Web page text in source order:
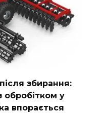
збирання:
обробітком у
впорається